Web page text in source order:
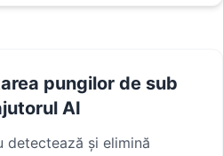
pungilor de sub
AI
detectează și elimină